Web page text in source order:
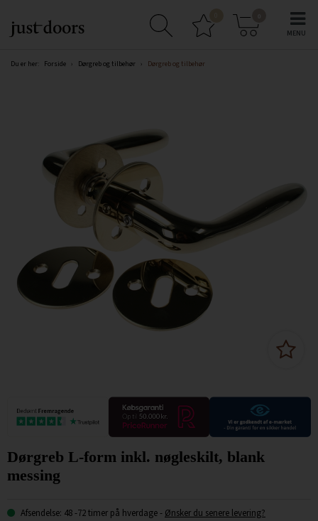
Du er her: Forside › Dørgreb og tilbehør › Dørgreb og tilbehør
Dørgreb L-form inkl. nøgleskilt, blank
messing
Afsendelse: 48 -72 timer på hverdage - Ønsker du senere levering?